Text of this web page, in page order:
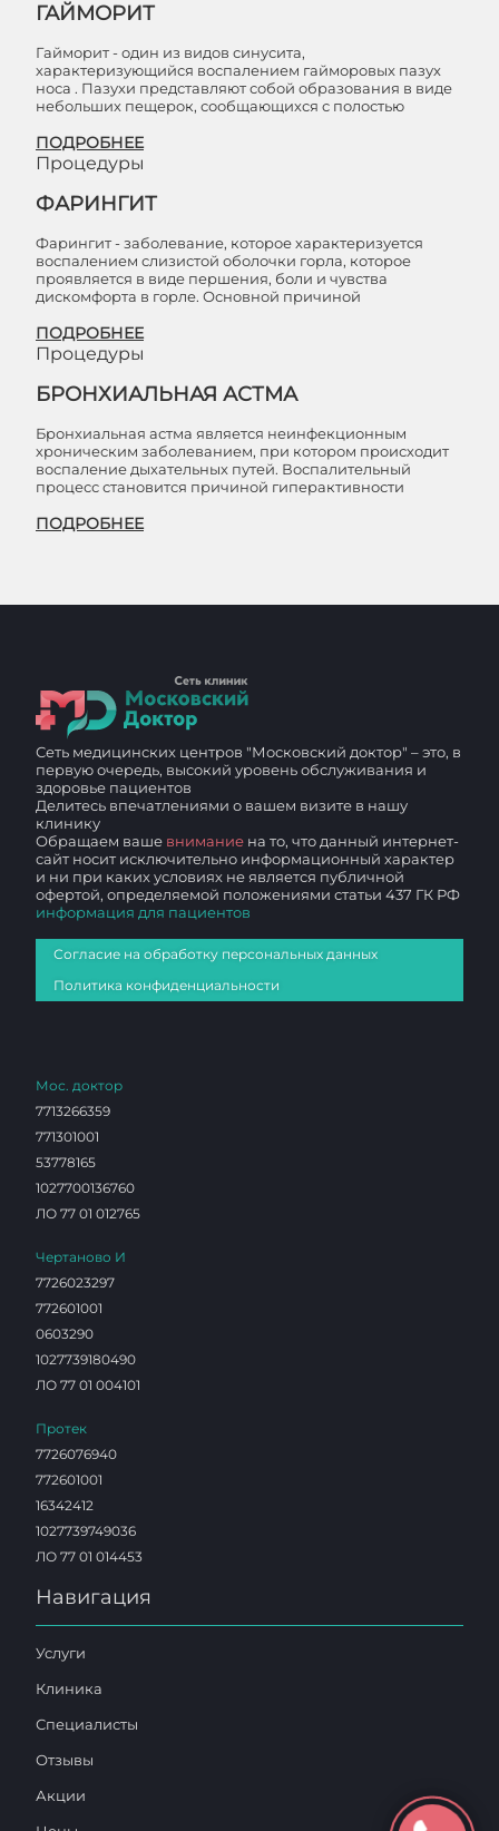
ГАЙМОРИТ
Гайморит - один из видов синусита,
характеризующийся воспалением гайморовых пазух
носа . Пазухи представляют собой образования в виде
небольших пещерок, сообщающихся с полостью
ПОДРОБНЕЕ
Процедуры
ФАРИНГИТ
Фарингит - заболевание, которое характеризуется
воспалением слизистой оболочки горла, которое
проявляется в виде першения, боли и чувства
дискомфорта в горле. Основной причиной
ПОДРОБНЕЕ
Процедуры
БРОНХИАЛЬНАЯ АСТМА
Бронхиальная астма является неинфекционным
хроническим заболеванием, при котором происходит
воспаление дыхательных путей. Воспалительный
процесс становится причиной гиперактивности
ПОДРОБНЕЕ
Сеть медицинских центров "Московский доктор" – это, в
первую очередь, высокий уровень обслуживания и
здоровье пациентов
Делитесь впечатлениями о вашем визите в нашу
клинику
Обращаем ваше внимание на то, что данный интернет-
сайт носит исключительно информационный характер
и ни при каких условиях не является публичной
офертой, определяемой положениями статьи 437 ГК РФ
информация для пациентов
Согласие на обработку персональных данных
Политика конфиденциальности
Мос. доктор
7713266359
771301001
53778165
1027700136760
ЛО 77 01 012765
Чертаново И
7726023297
772601001
0603290
1027739180490
ЛО 77 01 004101
Протек
7726076940
772601001
16342412
1027739749036
ЛО 77 01 014453
Навигация
Услуги
Клиника
Специалисты
Отзывы
Акции